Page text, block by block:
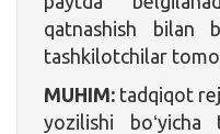
qatnashish bilan
tashkilotchilar
MUHIM: tadqiqot
yozilishi boʻyicha